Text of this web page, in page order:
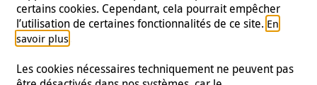
Suivez-nous
certains cookies. Cependant, cela pourrait empêcher
l’utilisation de certaines fonctionnalités de ce site. En
savoir plus.
Les cookies nécessaires techniquement ne peuvent pas